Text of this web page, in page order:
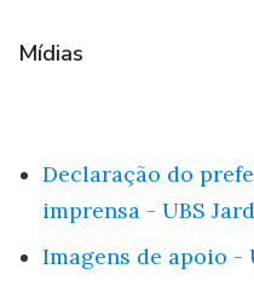
Mídias
Declaração do
imprensa - UBS
Imagens de apoio -